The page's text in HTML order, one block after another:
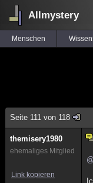
Allmystery
Menschen
Seite 111 von 118
themisery1980
ehemaliges Mitglied
Link kopieren